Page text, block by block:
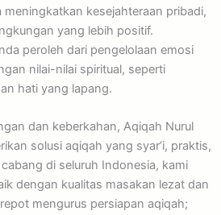
meningkatkan kesejahteraan pribadi,
yang lebih positif.
peroleh dari pengelolaan emosi
nilai-nilai spiritual, seperti
hati yang lapang.
dan keberkahan, Aqiqah Nurul
solusi aqiqah yang syar’i, praktis,
di seluruh Indonesia, kami
dengan kualitas masakan lezat dan
mengurus persiapan aqiqah;